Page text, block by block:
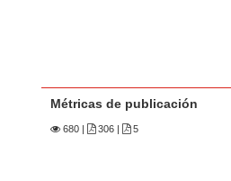
Métricas de publicación
680 | 306 | 5